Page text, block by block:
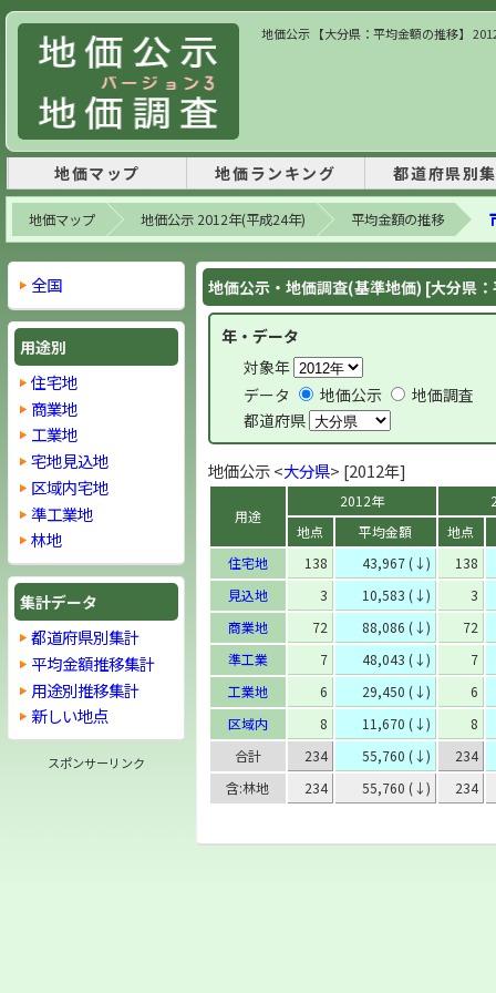
地価公示 【大分県：平均金額の推移】
地価マップ 地価ランキング 都道府県別
地価マップ 地価公示 2012年(平成24年) 平均金額の推移
地価公示・地価調査(基準地価) [大分県
年・データ
対象年
データ
地価公示
地価調査
都道府県
地価公示 <大分県> [2012年]
用途
2012年
地点
平均金額
地点
住宅地
138 43,967 (↓)
138
見込地
3 10,583 (↓)
3
商業地
72 88,086 (↓)
72
準工業
7 48,043 (↓)
7
工業地
6 29,450 (↓)
6
区域内
8 11,670 (↓)
8
合計
234 55,760 (↓)
234
含:林地
234 55,760 (↓) 234
全国
用途別
住宅地
商業地
工業地
宅地見込地
区域内宅地
準工業地
林地
集計データ
都道府県別集計
平均金額推移集計
用途別推移集計
新しい地点
スポンサーリンク